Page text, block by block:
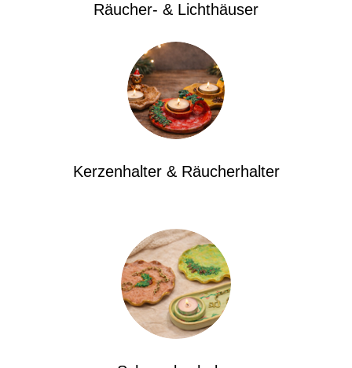
Räucher- & Lichthäuser
Kerzenhalter & Räucherhalter